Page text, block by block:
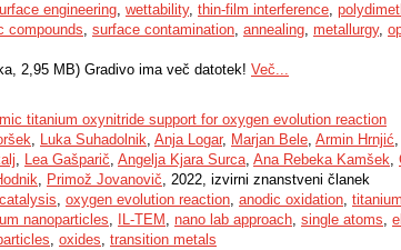
engineering, wettability, thin-film interference,
compounds, surface contamination, annealing, metallurgy,
2,95 MB) Gradivo ima več datotek! Več...
titanium oxynitride support for oxygen evolution reaction
, Luka Suhadolnik, Anja Logar, Marjan Bele, Armin Hrnjić,
, Lea Gašparič, Angelja Kjara Surca, Ana Rebeka Kamšek,
, Primož Jovanovič, 2022, izvirni znanstveni članek
, oxygen evolution reaction, anodic oxidation,
nanoparticles, IL-TEM , nano lab approach, single atoms,
, oxides, transition metals